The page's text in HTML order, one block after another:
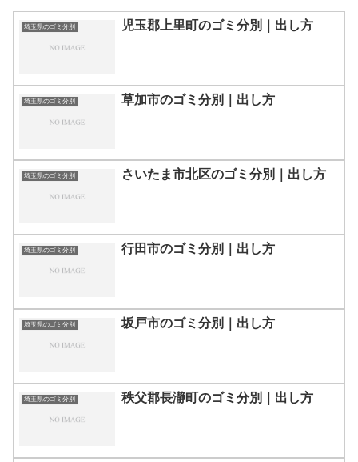
埼玉県のゴミ分別 児玉郡上里町のゴミ分別｜出し方
埼玉県のゴミ分別 草加市のゴミ分別｜出し方
埼玉県のゴミ分別 さいたま市北区のゴミ分別｜出し方
埼玉県のゴミ分別 行田市のゴミ分別｜出し方
埼玉県のゴミ分別 坂戸市のゴミ分別｜出し方
埼玉県のゴミ分別 秩父郡長瀞町のゴミ分別｜出し方